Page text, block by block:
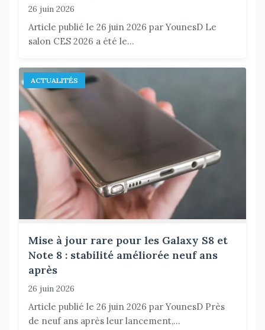
26 juin 2026
Article publié le 26 juin 2026 par YounesD Le
salon CES 2026 a été le...
ACTUALITÉS
Mise à jour rare pour les Galaxy S8 et
Note 8 : stabilité améliorée neuf ans
après
26 juin 2026
Article publié le 26 juin 2026 par YounesD Près
de neuf ans après leur lancement,...